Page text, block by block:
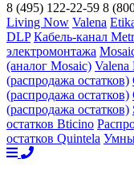
8 (495) 122-22-59 8
Living Now Valena
DLP Кабель-канал
электромонтажа
(аналог Mosaic) Valena
(распродажа остатков)
(распродажа остатков)
(распродажа остатков)
остатков Bticino
остатков Quintela